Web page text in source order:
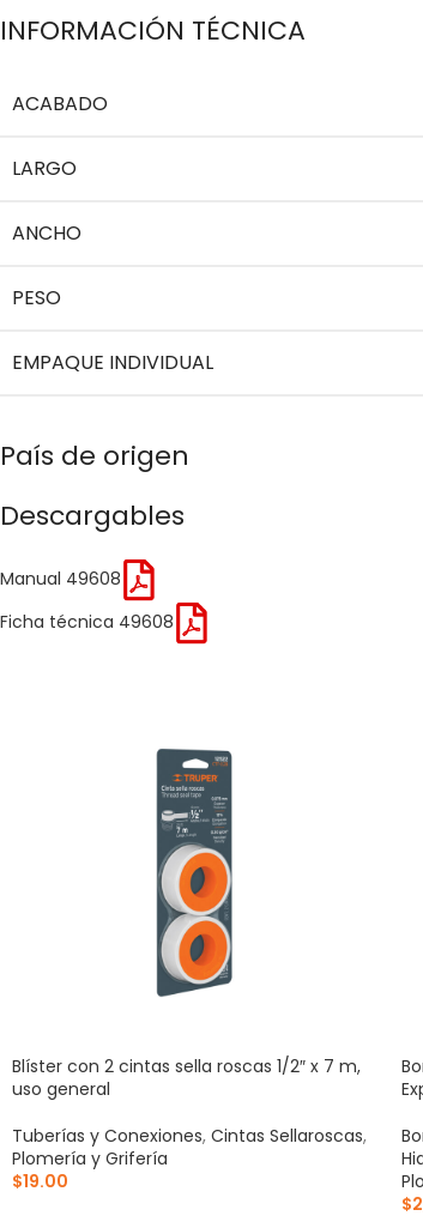
INFORMACIÓN TÉCNICA
ACABADO
LARGO
ANCHO
PESO
EMPAQUE INDIVIDUAL
País de origen
Descargables
Manual 49608
Ficha técnica 49608
Blíster con 2 cintas sella roscas 1/2″ x 7 m,
uso general
Tuberías y Conexiones, Cintas Sellaroscas,
Plomería y Grifería
$19.00
$